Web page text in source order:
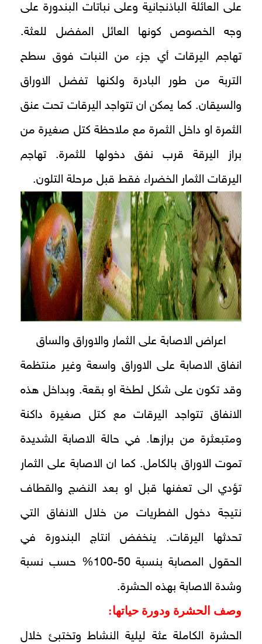
على العائلة الباذنجانية وعلى نباتات البندورة على
وجه الخصوص كونها العائل المفضل للعثة.
تهاجم اليرقات أي جزء من النبات فوق سطح
التربة من طور البادرة ولكنها تفضل الاوراق
والسيقان. كما يمكن ان تتواجد اليرقات تحت عنق
الثمرة او داخل الثمرة مع ملاحظة كتل صغيرة من
براز اليرقة قرب نفق دخولها للثمرة. تهاجم
اليرقات الثمار الخضراء فقط قبل مرحلة التلون.
اعراض الاصابة على الثمار والاوراق والساق
انفاق الاصابة على الاوراق واسعة وغير منتظمة
وقد تكون على شكل لطخة او بقعة. وبداخل هذه
الانفاق تتواجد اليرقات مع كتل صغيرة داكنة
ومتبعثرة من برازها. في حالة الاصابة الشديدة
تموت الاوراق بالكامل. كما ان الاصابة على الثمار
تؤدي الى تعفنها قبل او بعد النضج والقطاف
نتيجة دخول الفطريات من خلال الانفاق التي
تحدثها اليرقات. ينخفض انتاج البندورة في
الحقول المصابة بنسبة 50-100% حسب نسبة
وشدة الاصابة بهذه الحشرة.
وصف الحشرة ودورة حياتها:
الحشرة الكاملة عثة ليلية النشاط وتختبئ خلال